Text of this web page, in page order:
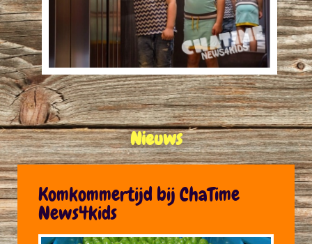
Nieuws
Komkommertijd bij ChaTime
News4kids